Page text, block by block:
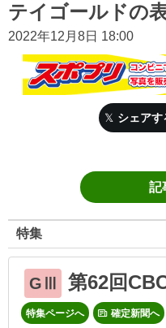
テイゴールドの
2022年12月8日 18:00
シェアす
記
特集
GⅢ 第62回
特集ページへ 確定新聞へ